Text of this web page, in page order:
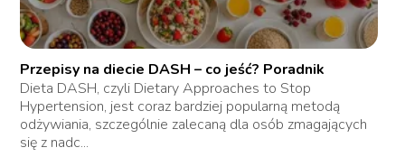
Przepisy na diecie DASH – co jeść? Poradnik
Dieta DASH, czyli Dietary Approaches to Stop
Hypertension, jest coraz bardziej popularną metodą
odżywiania, szczególnie zalecaną dla osób zmagających
się z nadc...